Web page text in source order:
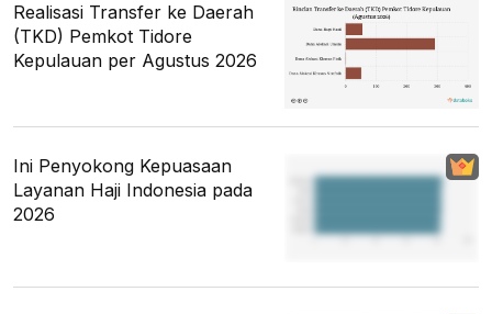
Realisasi Transfer ke Daerah
(TKD) Pemkot Tidore
Kepulauan per Agustus 2026
Ini Penyokong Kepuasaan
Layanan Haji Indonesia pada
2026